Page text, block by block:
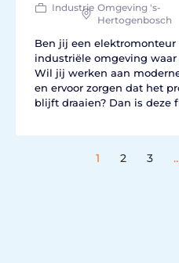
Industrie Omgeving 's-
Hertogenbosch
Ben jij een
industriële omgeving
Wil jij werken aan
en ervoor zorgen dat het
blijft draaien? Dan is deze
1 2 3